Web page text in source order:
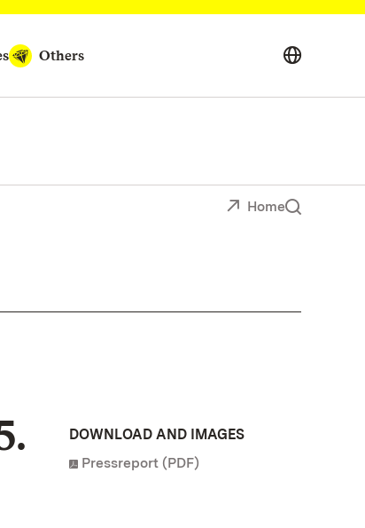
Others
Home
DOWNLOAD AND IMAGES
Pressreport (PDF)